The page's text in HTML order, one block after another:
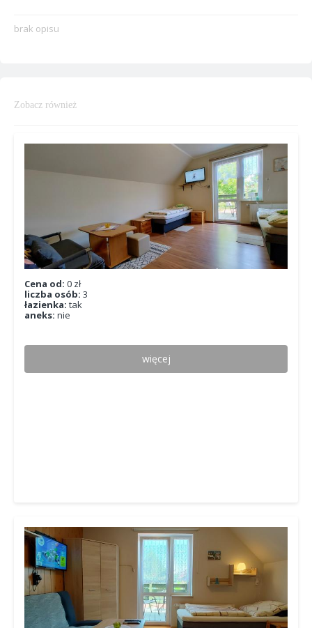
brak opisu
Zobacz również
Cena od: 0 zł
liczba osób: 3
łazienka: tak
aneks: nie
więcej